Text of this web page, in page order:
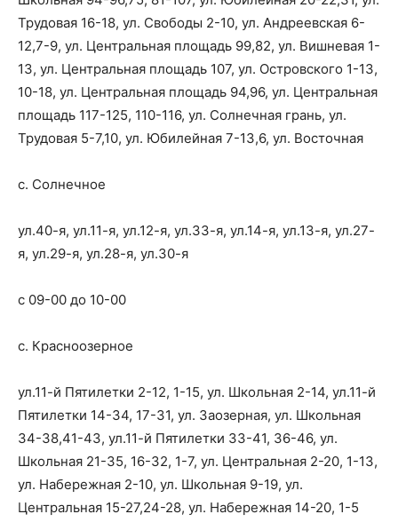
Трудовая 16-18, ул. Свободы 2-10, ул. Андреевская 6-
12,7-9, ул. Центральная площадь 99,82, ул. Вишневая 1-
13, ул. Центральная площадь 107, ул. Островского 1-13,
10-18, ул. Центральная площадь 94,96, ул. Центральная
площадь 117-125, 110-116, ул. Солнечная грань, ул.
Трудовая 5-7,10, ул. Юбилейная 7-13,6, ул. Восточная
с. Солнечное
ул.40-я, ул.11-я, ул.12-я, ул.33-я, ул.14-я, ул.13-я, ул.27-
я, ул.29-я, ул.28-я, ул.30-я
с 09-00 до 10-00
с. Красноозерное
ул.11-й Пятилетки 2-12, 1-15, ул. Школьная 2-14, ул.11-й
Пятилетки 14-34, 17-31, ул. Заозерная, ул. Школьная
34-38,41-43, ул.11-й Пятилетки 33-41, 36-46, ул.
Школьная 21-35, 16-32, 1-7, ул. Центральная 2-20, 1-13,
ул. Набережная 2-10, ул. Школьная 9-19, ул.
Центральная 15-27,24-28, ул. Набережная 14-20, 1-5